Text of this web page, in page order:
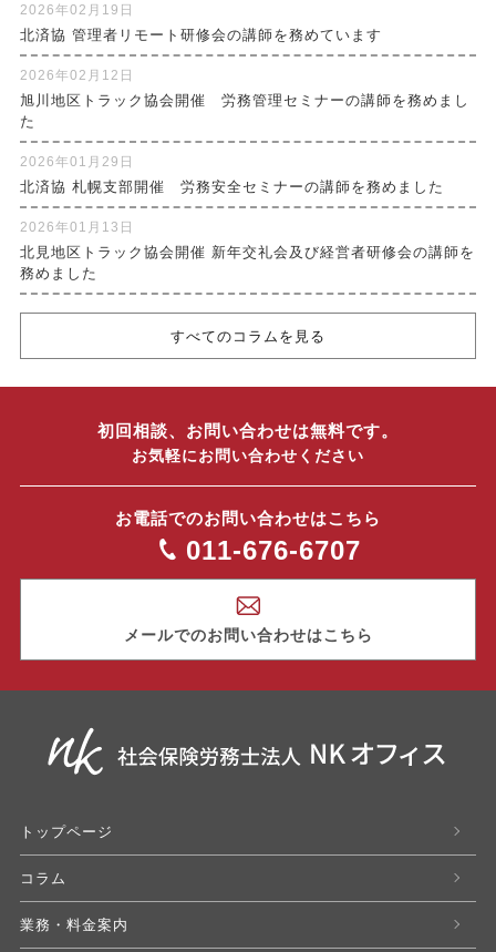
2026年02月19日
北済協 管理者リモート研修会の講師を務めています
2026年02月12日
旭川地区トラック協会開催 労務管理セミナーの講師を務めまし
た
2026年01月29日
北済協 札幌支部開催 労務安全セミナーの講師を務めました
2026年01月13日
北見地区トラック協会開催 新年交礼会及び経営者研修会の講師を
務めました
すべてのコラムを見る
初回相談、お問い合わせは無料です。
お気軽にお問い合わせください
お電話でのお問い合わせはこちら
011-676-6707
メールでのお問い合わせはこちら
トップページ
コラム
業務・料金案内